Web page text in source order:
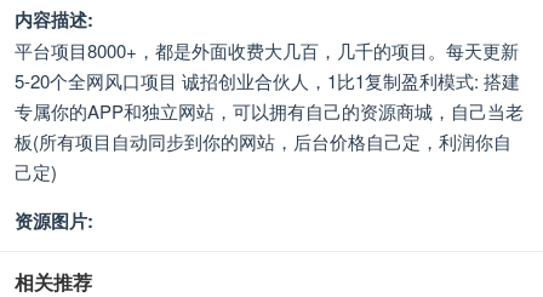
内容描述:
平台项目8000+，都是外面收费大几百，几千的项目。每天更新
5-20个全网风口项目 诚招创业合伙人，1比1复制盈利模式: 搭建
专属你的APP和独立网站，可以拥有自己的资源商城，自己当老
板(所有项目自动同步到你的网站，后台价格自己定，利润你自
己定)
资源图片:
相关推荐